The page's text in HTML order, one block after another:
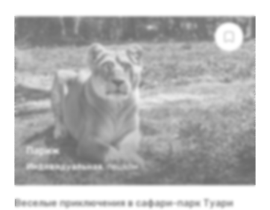
Париж
Индивидуальная, пешком
Веселые приключения в сафари-парк Туари